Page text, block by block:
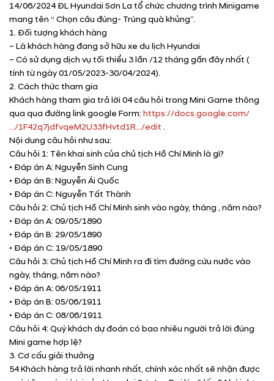
14/06/2024 ĐL Hyundai Sơn La tổ chức chương trình Minigame
mang tên “ Chọn câu đúng- Trúng quà khủng”.
1. Đối tượng khách hàng
– Là khách hàng đang sở hữu xe du lịch Hyundai
– Có sử dụng dịch vụ tối thiểu 3 lần /12 tháng gần đây nhất (
tính từ ngày 01/05/2023-30/04/2024).
2. Cách thức tham gia
Khách hàng tham gia trả lời 04 câu hỏi trong Mini Game thông
qua qua đường link google Form: https://docs.google.com/
…/1F42q7jdfvqeM2U33fHvtd1R…/edit .
Nội dung câu hỏi như sau:
Câu hỏi 1: Tên khai sinh của chủ tịch Hồ Chí Minh là gì?
• Đáp án A: Nguyễn Sinh Cung
• Đáp án B: Nguyễn Ái Quốc
• Đáp án C: Nguyễn Tất Thành
Câu hỏi 2: Chủ tịch Hồ Chí Minh sinh vào ngày, tháng , năm nào?
• Đáp án A: 09/05/1890
• Đáp án B: 29/05/1890
• Đáp án C: 19/05/1890
Câu hỏi 3: Chủ tịch Hồ Chí Minh ra đi tìm đường cứu nước vào
ngày, tháng, năm nào?
• Đáp án A: 06/05/1911
• Đáp án B: 05/06/1911
• Đáp án C: 08/06/1911
Câu hỏi 4: Quý khách dự đoán có bao nhiêu người trả lời đúng
Mini game hợp lệ?
3. Cơ cấu giải thưởng
54 Khách hàng trả lời nhanh nhất, chính xác nhất sẽ nhận được